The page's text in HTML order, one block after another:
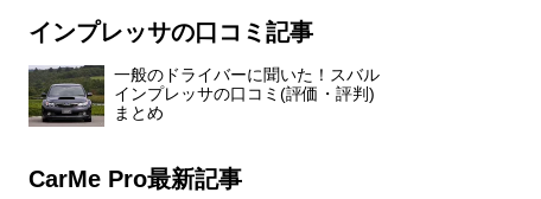
インプレッサの口コミ記事
一般のドライバーに聞いた！スバル
インプレッサの口コミ(評価・評判)
まとめ
CarMe Pro最新記事